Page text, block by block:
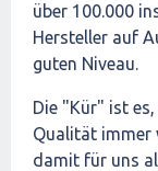
über 100.000
Hersteller auf
guten Niveau.
Die "Kür" ist
Qualität immer
damit für uns